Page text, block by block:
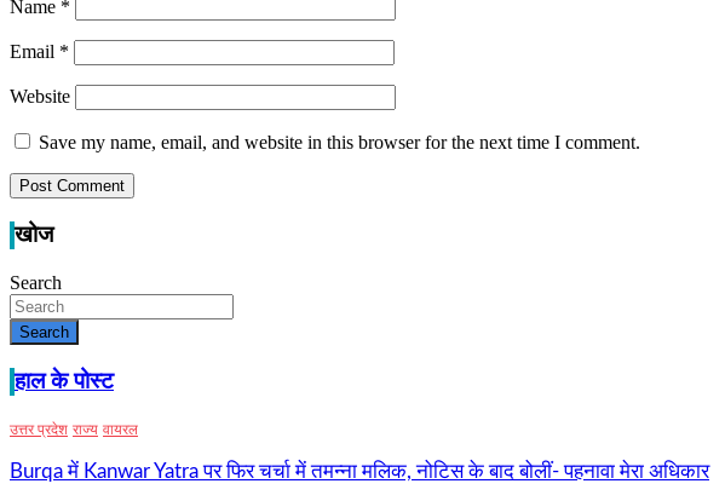
Name *
Email *
Website
Save my name, email, and website in this browser for the next time I comment.
खोज
Search
Search
हाल के पोस्ट
उत्तर प्रदेश राज्य वायरल
Burqa में Kanwar Yatra पर फिर चर्चा में तमन्ना मलिक, नोटिस के बाद बोलीं- पहनावा मेरा अधिकार